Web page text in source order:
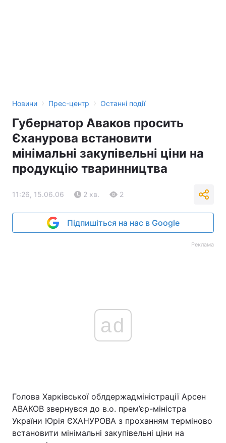
Новини › Прес-центр › Останні події
Губернатор Аваков просить
Єханурова встановити
мінімальні закупівельні ціни на
продукцію тваринництва
11:26, 15.06.06 2 хв. 2
Підпишіться на нас в Google
Реклама
ad
Голова Харківської облдержадміністрації Арсен
АВАКОВ звернувся до в.о. прем’єр-міністра
України Юрія ЄХАНУРОВА з проханням терміново
встановити мінімальні закупівельні ціни на